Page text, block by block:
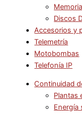
Discos
Accesorios y
Telemetría
Motobombas
Telefonía IP
Continuidad
Plantas
Energía